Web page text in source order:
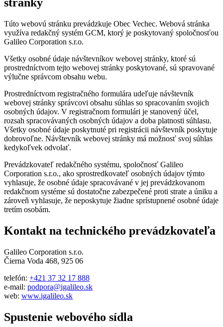
Túto webovú stránku prevádzkuje Obec Vechec. Webová stránka
využíva redakčný systém GCM, ktorý je poskytovaný spoločnosťou
Galileo Corporation s.r.o.
Všetky osobné údaje návštevníkov webovej stránky, ktoré sú
prostredníctvom tejto webovej stránky poskytované, sú spravované
výlučne správcom obsahu webu.
Prostredníctvom registračného formulára udeľuje návštevník
webovej stránky správcovi obsahu súhlas so spracovaním svojich
osobných údajov. V registračnom formulári je stanovený účel,
rozsah spracovávaných osobných údajov a doba platnosti súhlasu.
Všetky osobné údaje poskytnuté pri registrácii návštevník poskytuje
dobrovoľne. Návštevník webovej stránky má možnosť svoj súhlas
kedykoľvek odvolať.
Prevádzkovateľ redakčného systému, spoločnosť Galileo
Corporation s.r.o., ako sprostredkovateľ osobných údajov týmto
vyhlasuje, že osobné údaje spracovávané v jej prevádzkovanom
redakčnom systéme sú dostatočne zabezpečené proti strate a úniku a
zároveň vyhlasuje, že neposkytuje žiadne sprístupnené osobné údaje
tretím osobám.
Kontakt na technického prevádzkovateľa
Galileo Corporation s.r.o.
Čierna Voda 468, 925 06
telefón: +421 37 32 17 888
e-mail: podpora@igalileo.sk
web: www.igalileo.sk
Spustenie webového sídla